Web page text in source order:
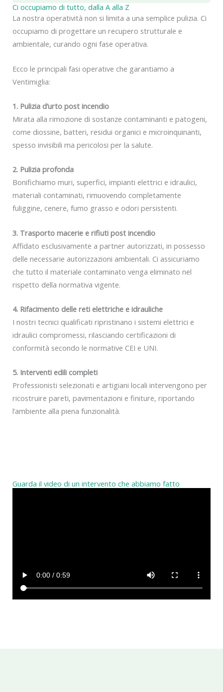
Ci occupiamo di tutto, dalla A alla Z
La nostra operatività non si limita a una semplice pulizia. Ci
occupiamo di progettare un recupero strutturale e
ambientale, curando ogni fase operativa.
Ecco le principali fasi operative che garantiamo a
Ventimiglia:
1. Pulizia d’urto post incendio
Mirata alla rimozione di sostanze contaminanti e patogeni,
come diossine, batteri, residui organici e microinquinanti,
spesso invisibili ma pericolosi per la salute.
2. Pulizia profonda
Bonifichiamo muri, superfici, impianti elettrici e idraulici,
materiali contaminati, rimuovendo completamente
fuliggine, cenere, fumo grasso e odori persistenti.
3. Trasporto macerie e rifiuti post incendio
Affidato esclusivamente a partner autorizzati, in possesso
delle necessarie autorizzazioni ambientali. Ci assicuriamo
che tutto il materiale contaminato venga eliminato nel
rispetto della normativa vigente.
4. Rifacimento delle reti elettriche e idrauliche
I nostri tecnici qualificati ripristinano i sistemi elettrici e
idraulici compromessi, rilasciando certificazioni di
conformità secondo le normative CEI e UNI.
5. Interventi edili completi
Professionisti selezionati e artigiani locali intervengono per
ricostruire pareti, pavimentazioni e finiture, riportando
l’ambiente alla piena funzionalità.
Guarda il video di un intervento che abbiamo fatto